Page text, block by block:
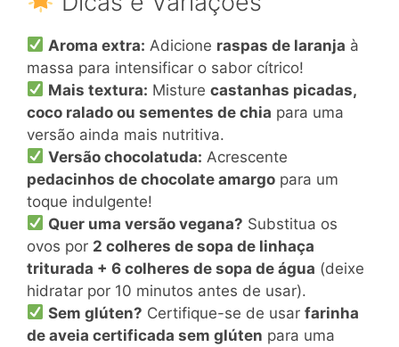
Aroma extra: Adicione raspas de laranja à
massa para intensificar o sabor cítrico!
Mais textura: Misturecastanhas picadas,
coco ralado ou sementes de chia para uma
versão ainda mais nutritiva.
Versão chocolatuda: Acrescente
pedacinhos de chocolate amargo para um
toque indulgente!
Quer uma versão vegana? Substitua os
ovos por 2 colheres de sopa de linhaça
triturada + 6 colheres de sopa de água (deixe
hidratar por 10 minutos antes de usar).
Sem glúten? Certifique-se de usarfarinha
de aveia certificada sem glúten para uma